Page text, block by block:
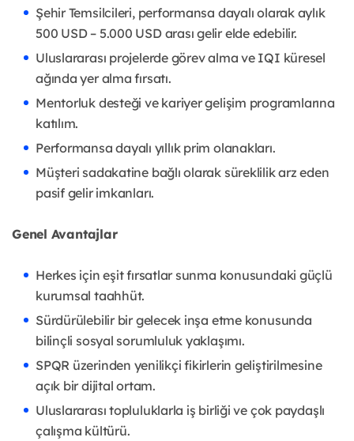
Şehir Temsilcileri, performansa dayalı olarak aylık
500 USD – 5.000 USD arası gelir elde edebilir.
Uluslararası projelerde görev alma ve IQI küresel
ağında yer alma fırsatı.
Mentorluk desteği ve kariyer gelişim programlarına
katılım.
Performansa dayalı yıllık prim olanakları.
Müşteri sadakatine bağlı olarak süreklilik arz eden
pasif gelir imkanları.
Genel Avantajlar
Herkes için eşit fırsatlar sunma konusundaki güçlü
kurumsal taahhüt.
Sürdürülebilir bir gelecek inşa etme konusunda
bilinçli sosyal sorumluluk yaklaşımı.
SPQR üzerinden yenilikçi fikirlerin geliştirilmesine
açık bir dijital ortam.
Uluslararası topluluklarla iş birliği ve çok paydaşlı
çalışma kültürü.